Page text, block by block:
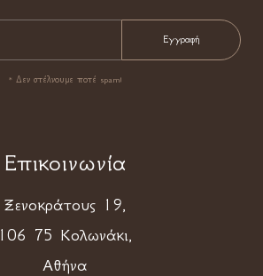
* Δεν στέλνουμε ποτέ spam!
Επικοινωνία
Ξενοκράτους 19,
106 75 Κολωνάκι,
Αθήνα